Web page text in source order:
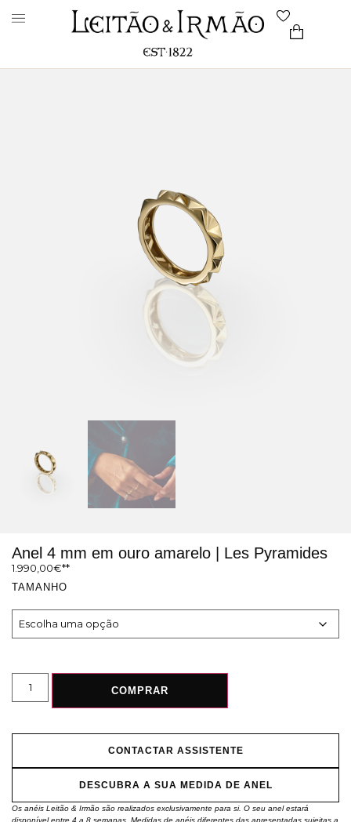
Anel 4 mm em ouro amarelo | Les Pyramides
1.990,00€
TAMANHO
COMPRAR
CONTACTAR ASSISTENTE
DESCUBRA A SUA MEDIDA DE ANEL
Os anéis Leitão & Irmão são realizados exclusivamente para si. O seu anel estará
disponível entre 4 a 8 semanas. Medidas de anéis diferentes das apresentadas sujeitas a